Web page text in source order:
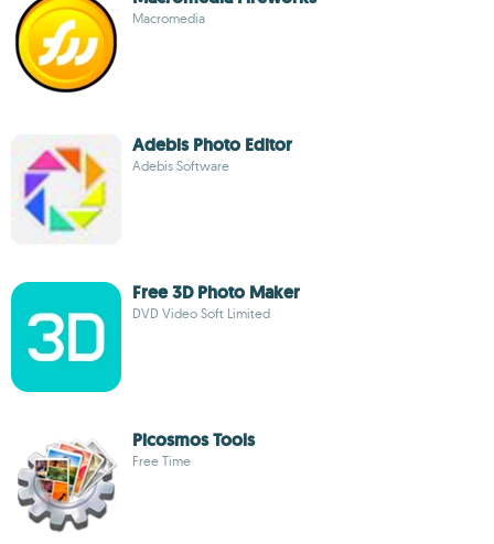
Macromedia
Adebis Photo Editor
Adebis Software
Free 3D Photo Maker
DVD Video Soft Limited
Picosmos Tools
Free Time